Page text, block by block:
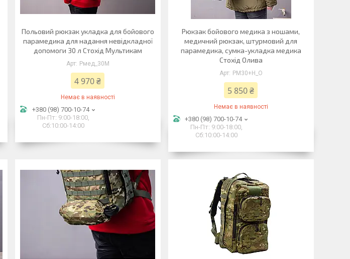
Польовий рюкзак укладка для бойового
парамедика для надання невідкладної
допомоги 30 л Стохід Мультикам
Рмед_30М
4 970 ₴
Немає в наявності
+380 (98) 700-10-74
Пн-Пт: 9:00-18:00,
Сб:10:00-14:00
Рюкзак бойового медика з ношами,
медичний рюкзак, штурмовий для
парамедика, сумка-укладка медика
Стохід Олива
РМ30+Н_О
5 850 ₴
Немає в наявності
+380 (98) 700-10-74
Пн-Пт: 9:00-18:00,
Сб:10:00-14:00